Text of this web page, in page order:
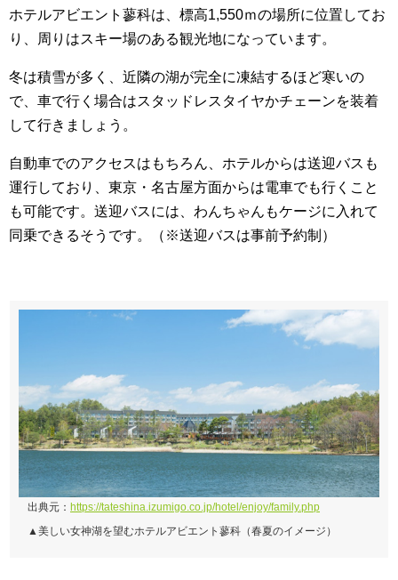
ホテルアビエント蓼科は、標高1,550ｍの場所に位置してお
り、周りはスキー場のある観光地になっています。
冬は積雪が多く、近隣の湖が完全に凍結するほど寒いの
で、車で行く場合はスタッドレスタイヤかチェーンを装着
して行きましょう。
自動車でのアクセスはもちろん、ホテルからは送迎バスも
運行しており、東京・名古屋方面からは電車でも行くこと
も可能です。送迎バスには、わんちゃんもケージに入れて
同乗できるそうです。（※送迎バスは事前予約制）
出典元： https://tateshina.izumigo.co.jp/hotel/enjoy/family.php
▲美しい女神湖を望むホテルアビエント蓼科（春夏のイメージ）